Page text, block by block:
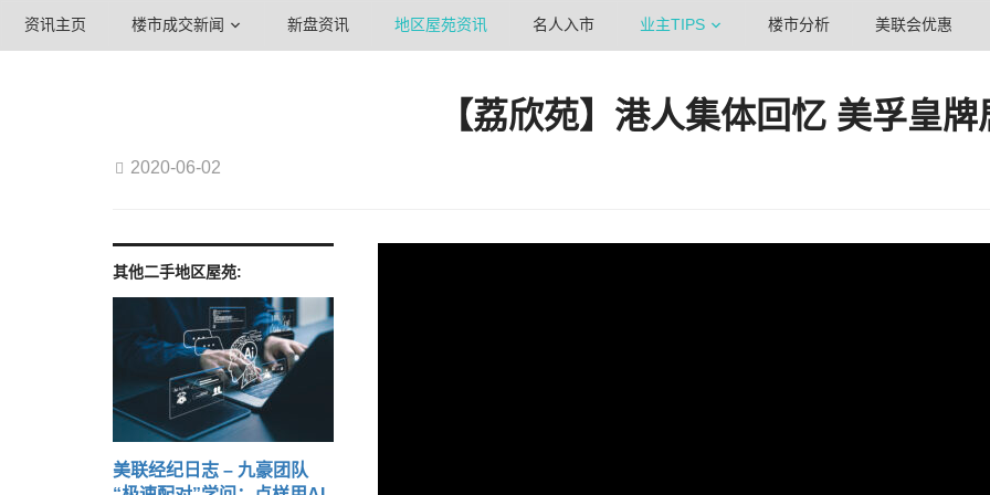
资讯主页 楼市成交新闻 新盘资讯 地区屋苑资讯 名人入市 业主TIPS 楼市分析 美联会优惠
【荔欣苑】港人集体回忆 美孚皇牌
2020-06-02
其他二手地区屋苑:
美联经纪日志 – 九豪团队